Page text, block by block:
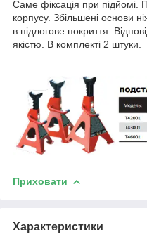
Саме фіксація при підйомі.
корпусу. Збільшені основи
в підлогове покриття.
якістю. В комплекті 2 штуки.
Приховати
Характеристики